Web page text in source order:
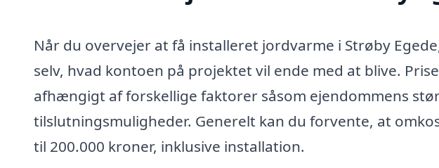
Når du overvejer at få installeret jordvarme i Strøby
selv, hvad kontoen på projektet vil ende med at blive.
afhængigt af forskellige faktorer såsom ejendommens
tilslutningsmuligheder. Generelt kan du forvente, at
til 200.000 kroner, inklusive installation.